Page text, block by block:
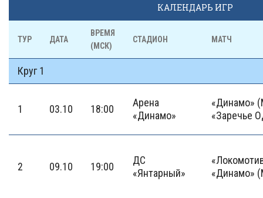
КАЛЕНДАРЬ ИГР
ТУР ДАТА
ВРЕМЯ
(МСК)
СТАДИОН МАТЧ
Круг 1
1 03.10 18:00
Арена
«Динамо»
«Динамо»
«Заречье
2 09.10 19:00
ДС
«Янтарный»
«Динамо»